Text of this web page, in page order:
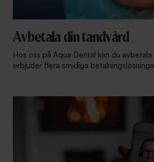
Avbetala din tandvård
Hos oss på Aqua Dental kan du
erbjuder flera smidiga